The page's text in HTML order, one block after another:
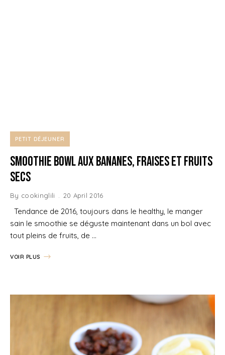
PETIT DÉJEUNER
Smoothie Bowl aux Bananes, Fraises et Fruits
secs
By cookinglili 20 April 2016
Tendance de 2016, toujours dans le healthy, le manger
sain le smoothie se déguste maintenant dans un bol avec
tout pleins de fruits, de …
VOIR PLUS